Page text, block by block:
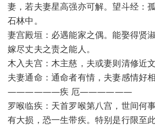
妻，若夫妻星高强亦可解。望斗经：
石林中。
妻宫殿垣：必遇能家之偶。能娶得贤
嫁尽丈夫之责之能人。
木入夫宫：木主慈，夫或妻则清修近文
夫妻通命：通命者有情，夫妻感情好相
——————疾 厄——————
罗喉临疾：天首罗喉第八宫，世间何
有大损，恐一生带疾。特别是行限至